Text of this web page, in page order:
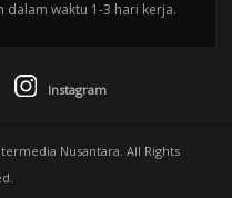
waktu 1-3 hari kerja.
Instagram
Nusantara. All Rights